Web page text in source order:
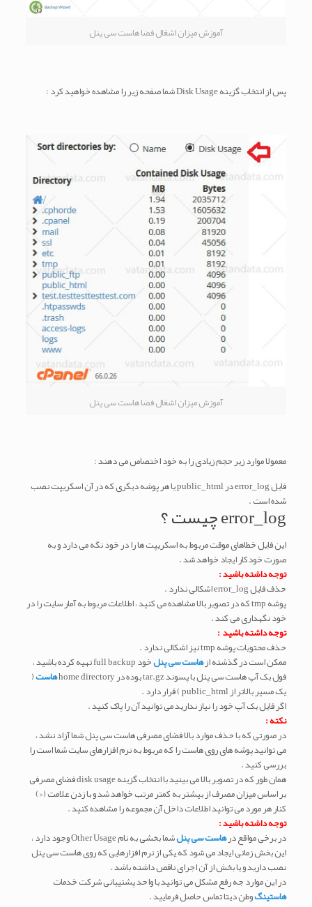
آموزش میزان اشغال فضا هاست سی پنل
پس از انتخاب گزینه Disk Usage شما صفحه زیر را مشاهده خواهید کرد :
آموزش میزان اشغال فضا هاست سی پنل
معمولا موارد زیر حجم زیادی را به خود اختصاص می دهند :
فایل error_log در public_html یا هر پوشه دیگری که در آن اسکریپت نصب
شده است .
error_log چیست ؟
این فایل خطاهای موقت مربوط به اسکریپت ها را در خود نگه می دارد و به
صورت خودکار ایجاد خواهد شد .
توجه داشته باشید :
حذف فایل error_log اشکالی ندارد .
پوشه tmp که در تصویر بالا مشاهده می کنید ، اطلاعات مربوط به آمار سایت را در
خود نگهداری می کند .
توجه داشته باشید :
حذف محتویات پوشه tmp نیز اشکالی ندارد .
ممکن است در گذشته ازهاست سی پنل
خود full backup تهیه کرده باشید ،
فول بک آپ هاست سی پنل با پسوند tar.gz بوده در home directory
هاست(
یک مسیر بالاتر از public_html ) قرار دارد .
اگر فایل بک آپ خود را نیاز ندارید می توانید آن را پاک کنید .
نکته :
در صورتی که با حذف موارد بالا فضای مصرفی هاست سی پنل شما آزاد نشد ،
می توانید پوشه های روی هاست را که مربوط به نرم افزارهای سایت شما است را
بررسی کنید .
همان طور که در تصویر بالا می بینید با انتخاب گزینه disk usage فضای مصرفی
بر اساس میزان مصرف از بیشتر به کمتر مرتب خواهد شد و با زدن علامت (<)
کنار هر مورد می توانید اطلاعات داخل آن مجموعه را مشاهده کنید .
توجه داشته باشید :
در برخی مواقع درهاست سی پنل
شما بخشی به نام Other Usage وجود دارد ،
این بخش زمانی ایجاد می شود که یکی از نرم افزارهایی که روی هاست سی پنل
نصب دارید و یا بخش از آن اجرای ناقص داشته باشد .
در این موارد جه رفع مشکل می توانید با واحد پشتیبانی شرکت خدمات
هاستینگوطن دیتا تماس حاصل فرمایید .